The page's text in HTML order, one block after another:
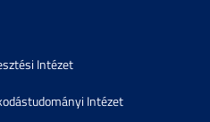
Intézet
Intézet